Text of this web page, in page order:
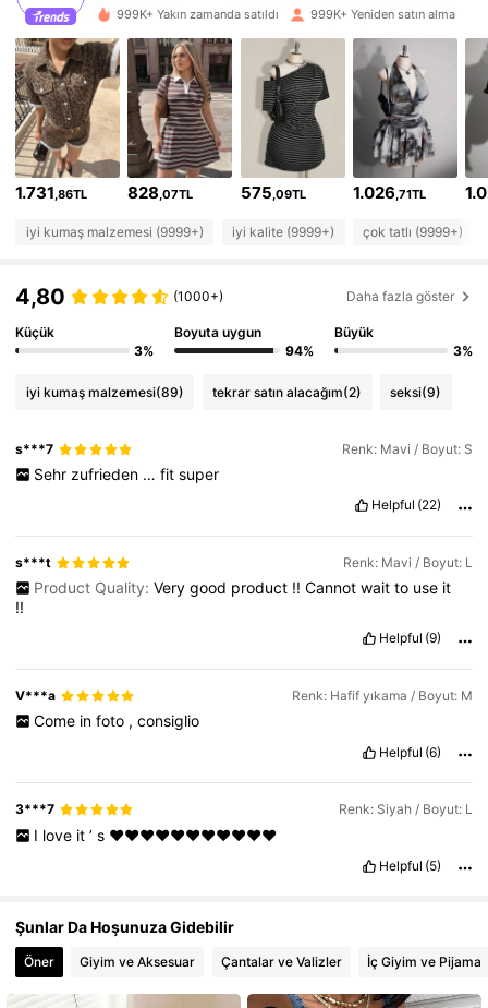
4,84 1.8M Takipçiler
4,84 1.8M Takipçiler
4,84 1.8M Takipçiler
4,84 1.8M Takipçiler
4,84
999K+ Yakın zamanda satıldı 999K+ Yeniden satın alma
1.731 ,86TL 828 ,07TL 575 ,09TL 1.026 ,71TL
iyi kumaş malzemesi (9999+) iyi kalite (9999+) çok tatlı (9999+)
4,80 (1000+) Daha fazla göster
Küçük
3%
Boyuta uygun
94%
Büyük
3%
iyi kumaş malzemesi(89) tekrar satın alacağım(2) seksi(9)
s***7 Renk: Mavi / Boyut: S
Sehr zufrieden … fit super
Helpful (22)
s***t Renk: Mavi / Boyut: L
Product Quality: Very good product !! Cannot wait to use it
!!
Helpful (9)
V***a Renk: Hafif yıkama / Boyut: M
Come in foto , consiglio
Helpful (6)
3***7 Renk: Siyah / Boyut: L
I love it ’ s ❤️❤️❤️❤️❤️❤️❤️❤️❤️❤️❤️
Helpful (5)
Şunlar Da Hoşunuza Gidebilir
Öner Giyim ve Aksesuar Çantalar ve Valizler İç Giyim ve Pijama